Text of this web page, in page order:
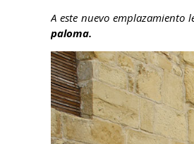
A este nuevo emplazamiento
paloma.